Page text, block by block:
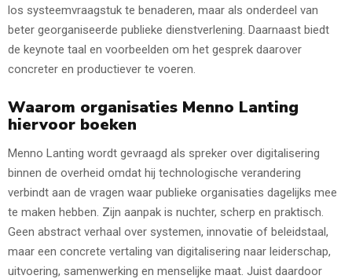
los systeemvraagstuk te benaderen, maar als onderdeel van
beter georganiseerde publieke dienstverlening. Daarnaast biedt
de keynote taal en voorbeelden om het gesprek daarover
concreter en productiever te voeren.
Waarom organisaties Menno Lanting
hiervoor boeken
Menno Lanting wordt gevraagd als spreker over digitalisering
binnen de overheid omdat hij technologische verandering
verbindt aan de vragen waar publieke organisaties dagelijks mee
te maken hebben. Zijn aanpak is nuchter, scherp en praktisch.
Geen abstract verhaal over systemen, innovatie of beleidstaal,
maar een concrete vertaling van digitalisering naar leiderschap,
uitvoering, samenwerking en menselijke maat. Juist daardoor